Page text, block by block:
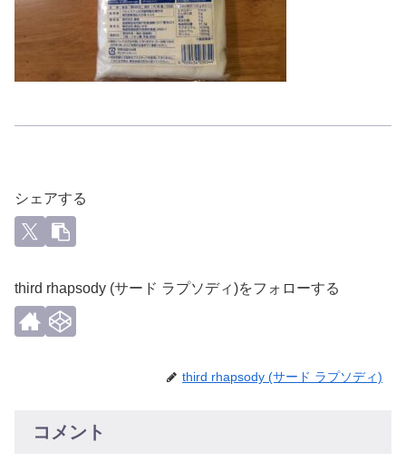
シェアする
third rhapsody (サード ラプソディ)をフォローする
third rhapsody (サード ラプソディ)
コメント